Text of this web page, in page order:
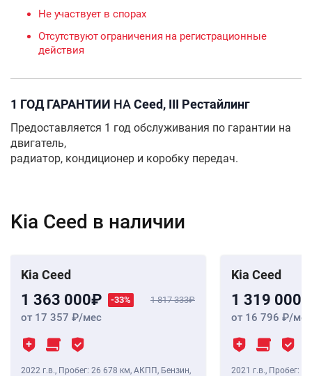
Не участвует в спорах
Отсутствуют ограничения на регистрационные
действия
1 ГОД ГАРАНТИИ НАCeed, III Рестайлинг
Предоставляется 1 год обслуживания по гарантии на
двигатель,
радиатор, кондиционер и коробку передач.
Kia Ceed в наличии
Kia Ceed
1 363 000 -33% 1 817 333
от 17 357 /мес
2022 г.в., Пробег: 26 678 км, АКПП, Бензин,
Kia Ceed
1 319 000
от 16 796 /мес
2021 г.в., Пробег: